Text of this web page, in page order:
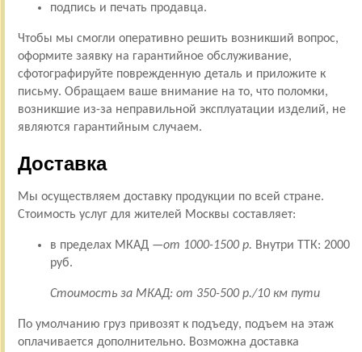
подпись и печать продавца.
Чтобы мы смогли оперативно решить возникший вопрос,
оформите заявку на гарантийное обслуживание,
сфотографируйте поврежденную деталь и приложите к
письму. Обращаем ваше внимание на то, что поломки,
возникшие из-за неправильной эксплуатации изделий, не
являются гарантийным случаем.
Доставка
Мы осуществляем доставку продукции по всей стране.
Стоимость услуг для жителей Москвы составляет:
в пределах МКАД —от 1000-1500 р. Внутри ТТК: 2000
руб.
Стоимость за МКАД: от 350-500 р./10 км пути
По умолчанию груз привозят к подъеду, подъем на этаж
оплачивается дополнительно. Возможна доставка